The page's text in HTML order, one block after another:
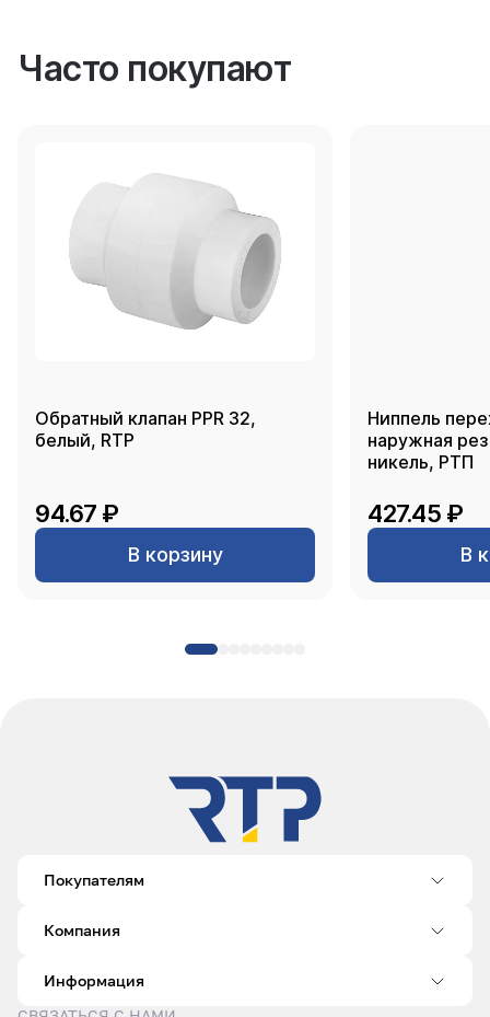
Часто покупают
Обратный клапан PPR 32,
белый, RTP
94.67 ₽
В корзину
Ниппель
наружная
никель, РТП
427.45 ₽
В
Покупателям
Компания
Информация